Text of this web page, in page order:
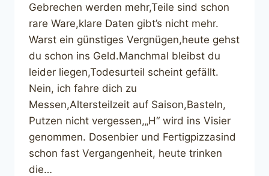
Gebrechen werden mehr,Teile sind schon
rare Ware,klare Daten gibt’s nicht mehr.
Warst ein günstiges Vergnügen,heute gehst
du schon ins Geld.Manchmal bleibst du
leider liegen,Todesurteil scheint gefällt.
Nein, ich fahre dich zu
Messen,Altersteilzeit auf Saison,Basteln,
Putzen nicht vergessen,„H“ wird ins Visier
genommen. Dosenbier und Fertigpizzasind
schon fast Vergangenheit, heute trinken
die…